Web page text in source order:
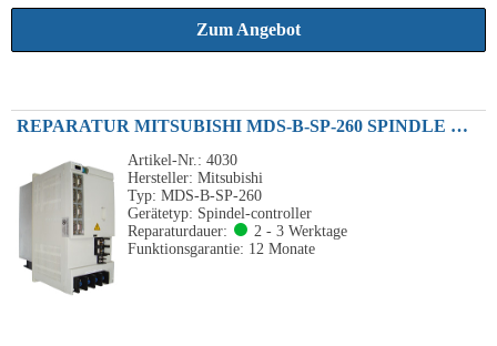
Zum Angebot
REPARATUR MITSUBISHI MDS-B-SP-260 SPINDLE DRIVE UNIT 26KW
Artikel-Nr.: 4030
Hersteller: Mitsubishi
Typ: MDS-B-SP-260
Gerätetyp: Spindel-controller
Reparaturdauer:
2 - 3 Werktage
Funktionsgarantie: 12 Monate